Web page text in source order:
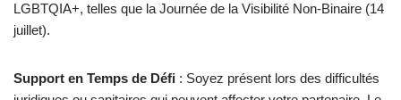
LGBTQIA+, telles que la Journée de la Visibilité Non-Binaire (14
juillet).
Support en Temps de Défi : Soyez présent lors des difficultés